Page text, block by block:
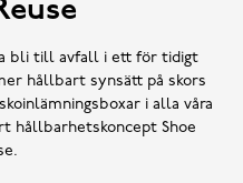
bli till avfall i ett för tidigt
hållbart synsätt på skors
i alla våra
hållbarhetskoncept Shoe